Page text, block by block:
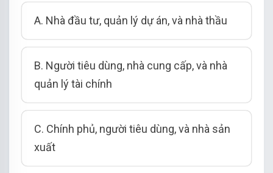
A. Nhà đầu tư, quản lý dự án, và nhà thầu
B. Người tiêu dùng, nhà cung cấp, và nhà
quản lý tài chính
C. Chính phủ, người tiêu dùng, và nhà sản
xuất